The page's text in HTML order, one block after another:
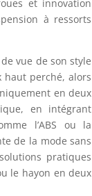
et innovation
à ressorts
vue de son style
haut perché, alors
en deux
en intégrant
l’ABS ou la
de la mode sans
pratiques
le hayon en deux